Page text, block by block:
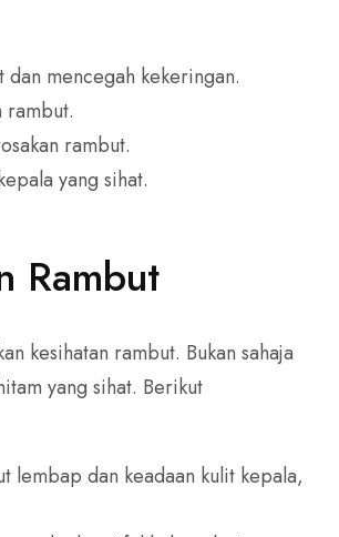
mencegah kekeringan.
rambut.
rambut.
yang sihat.
Rambut
kesihatan rambut. Bukan sahaja
yang sihat. Berikut
lembap dan keadaan kulit kepala,